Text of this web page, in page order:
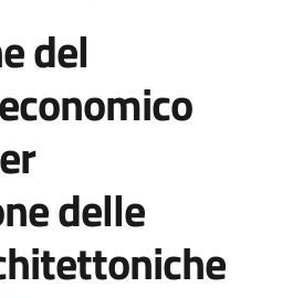
del
delle